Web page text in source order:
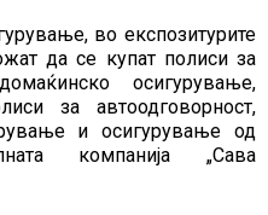
во експозитурите
да се купат полиси за
осигурување,
за автоодговорност,
и осигурување од
компанија „Сава